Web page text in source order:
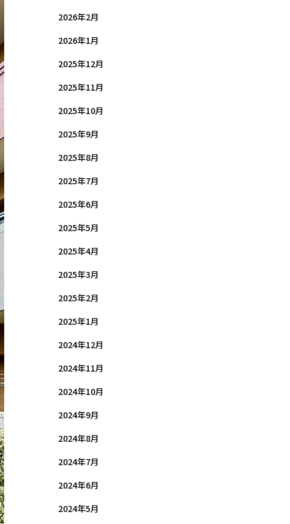
2026年2月
2026年1月
2025年12月
2025年11月
2025年10月
2025年9月
2025年8月
2025年7月
2025年6月
2025年5月
2025年4月
2025年3月
2025年2月
2025年1月
2024年12月
2024年11月
2024年10月
2024年9月
2024年8月
2024年7月
2024年6月
2024年5月